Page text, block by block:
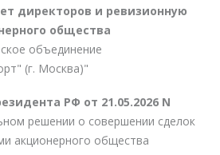
директоров и ревизионную
общества
объединение
(г. Москва)"
РФ от 21.05.2026 N
решении о совершении сделок
акционерного общества